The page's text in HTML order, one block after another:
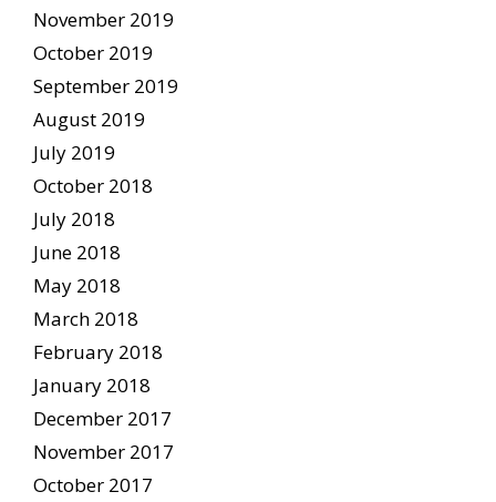
November 2019
October 2019
September 2019
August 2019
July 2019
October 2018
July 2018
June 2018
May 2018
March 2018
February 2018
January 2018
December 2017
November 2017
October 2017